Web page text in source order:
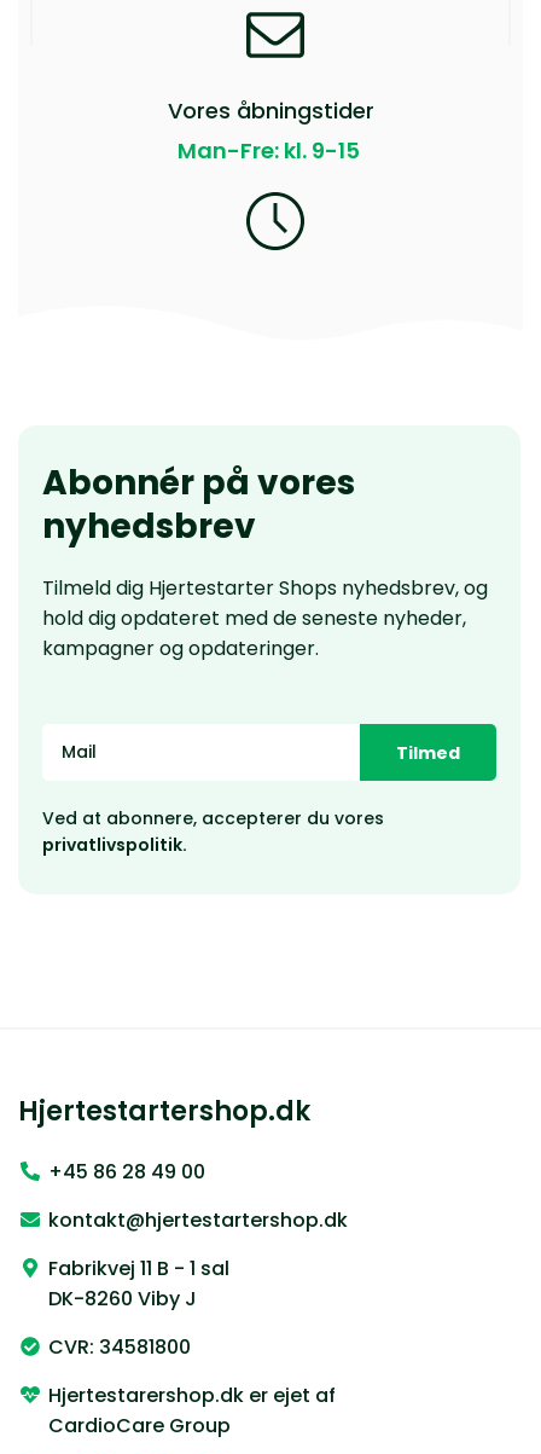
Vores åbningstider
Man-Fre: kl. 9-15
Abonnér på vores
nyhedsbrev
Tilmeld dig Hjertestarter Shops nyhedsbrev, og
hold dig opdateret med de seneste nyheder,
kampagner og opdateringer.
Tilmed
Ved at abonnere, accepterer du vores
privatlivspolitik.
Hjertestartershop.dk
+45 86 28 49 00
kontakt@hjertestartershop.dk
Fabrikvej 11 B - 1 sal
DK-8260 Viby J
CVR: 34581800
Hjertestarershop.dk er ejet af
CardioCare Group